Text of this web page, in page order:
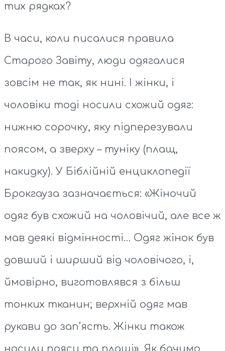
тих рядках?
В часи, коли писалися правила
Старого Завіту, люди одягалися
зовсім не так, як нині. І жінки, і
чоловіки тоді носили схожий одяг:
нижню сорочку, яку підперезували
поясом, а зверху – туніку (плащ,
накидку). У Біблійній енциклопедії
Брокгауза зазначається: «Жіночий
одяг був схожий на чоловічий, але все ж
мав деякі відмінності… Одяг жінок був
довший і ширший від чоловічого, і,
ймовірно, виготовлявся з більш
тонких тканин; верхній одяг мав
рукави до зап’ясть. Жінки також